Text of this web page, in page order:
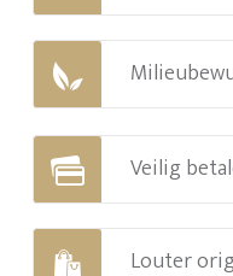
Veilig
Louter